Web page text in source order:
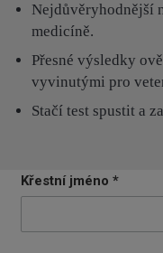
Nejdůvěryhodnější
medicíně.
Přesné výsledky
vyvinutými pro
Stačí test spustit a